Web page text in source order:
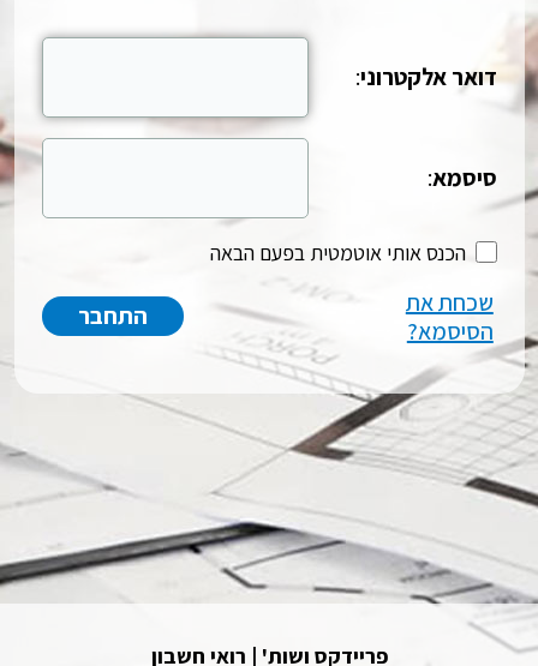
דואר אלקטרוני:
סיסמא:
הכנס אותי אוטמטית בפעם הבאה
שכחת את
הסיסמא?
פריידקס ושות' | רואי חשבון